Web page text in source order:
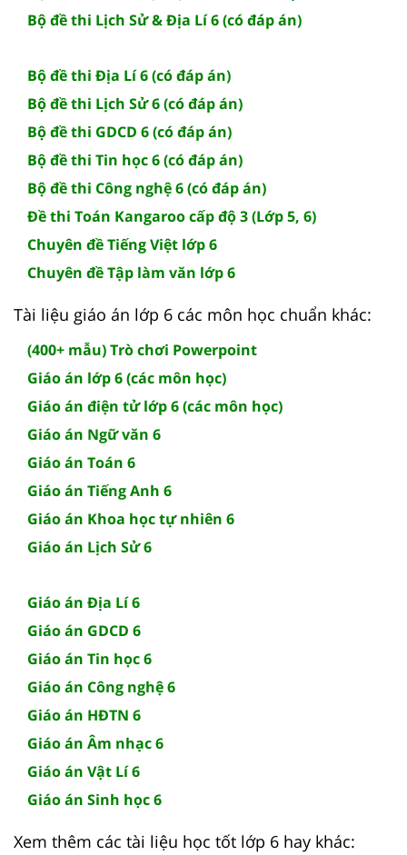
Bộ đề thi Lịch Sử & Địa Lí 6 (có đáp án)
Bộ đề thi Địa Lí 6 (có đáp án)
Bộ đề thi Lịch Sử 6 (có đáp án)
Bộ đề thi GDCD 6 (có đáp án)
Bộ đề thi Tin học 6 (có đáp án)
Bộ đề thi Công nghệ 6 (có đáp án)
Đề thi Toán Kangaroo cấp độ 3 (Lớp 5, 6)
Chuyên đề Tiếng Việt lớp 6
Chuyên đề Tập làm văn lớp 6
Tài liệu giáo án lớp 6 các môn học chuẩn khác:
(400+ mẫu) Trò chơi Powerpoint
Giáo án lớp 6 (các môn học)
Giáo án điện tử lớp 6 (các môn học)
Giáo án Ngữ văn 6
Giáo án Toán 6
Giáo án Tiếng Anh 6
Giáo án Khoa học tự nhiên 6
Giáo án Lịch Sử 6
Giáo án Địa Lí 6
Giáo án GDCD 6
Giáo án Tin học 6
Giáo án Công nghệ 6
Giáo án HĐTN 6
Giáo án Âm nhạc 6
Giáo án Vật Lí 6
Giáo án Sinh học 6
Xem thêm các tài liệu học tốt lớp 6 hay khác: